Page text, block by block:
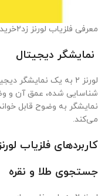
معرفی فلزیاب لورنز زد۲خریدوفروش فلزیاب و طلایاب در کن گنجیاب
نمایشگر دیجیتال
لورنز ۲ به یک
شناسایی شده، عمق آن و
نمایشگر به وضوح قابل
می‌کند.
کاربردهای فلزیاب لورنز
جستجوی طلا و نقره